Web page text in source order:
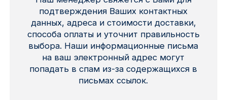
подтверждения Ваших контактных
данных, адреса и стоимости доставки,
способа оплаты и уточнит правильность
выбора. Наши информационные письма
на ваш электронный адрес могут
попадать в спам из-за содержащихся в
письмах ссылок.